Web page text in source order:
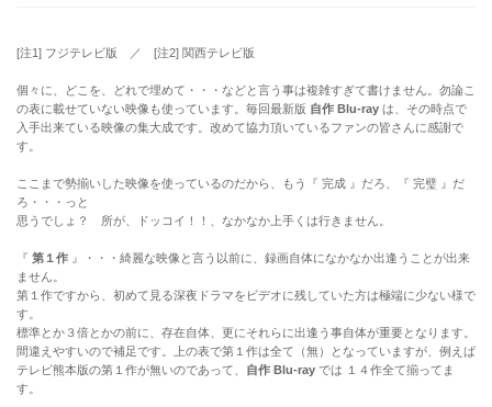
[注1] フジテレビ版 ／ [注2] 関西テレビ版
個々に、どこを、どれで埋めて・・・などと言う事は複雑すぎて書けません。勿論こ
の表に載せていない映像も使っています。毎回最新版 自作 Blu-ray は、その時点で
入手出来ている映像の集大成です。改めて協力頂いているファンの皆さんに感謝で
す。
ここまで勢揃いした映像を使っているのだから、もう『 完成 』だろ、『 完璧 』だ
ろ・・・っと
思うでしょ？ 所が、ドッコイ！！、なかなか上手くは行きません。
『 第１作 』・・・綺麗な映像と言う以前に、録画自体になかなか出逢うことが出来
ません。
第１作ですから、初めて見る深夜ドラマをビデオに残していた方は極端に少ない様で
す。
標準とか３倍とかの前に、存在自体、更にそれらに出逢う事自体が重要となります。
間違えやすいので補足です。上の表で第１作は全て（無）となっていますが、例えば
テレビ熊本版の第１作が無いのであって、 自作 Blu-ray では １４作全て揃ってま
す。